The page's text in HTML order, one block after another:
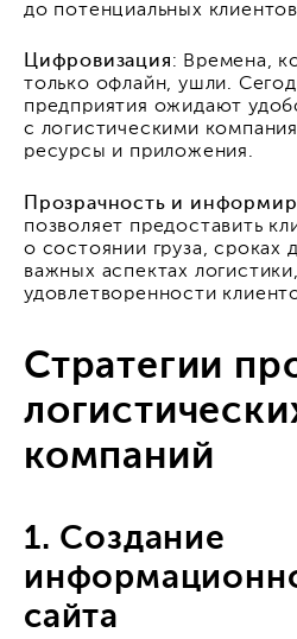
до потенциальных
Цифровизация: Времена,
только офлайн, ушли.
предприятия ожидают
с логистическими
ресурсы и приложения.
Прозрачность и
позволяет предоставить
о состоянии груза, сроках
важных аспектах
удовлетворенности
Стратегии
компаний
1. Создание
сайта